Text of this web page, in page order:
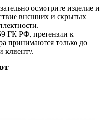
осмотрите изделие и
внешних и скрытых
ГК РФ, претензии к
принимаются только до
клиенту.